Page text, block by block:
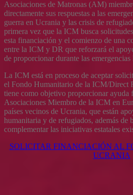
Asociaciones de Matronas (AM)
directamente sus respuestas a las
guerra en Ucrania y las crisis de
primera vez que la ICM busca
esta financiación y el comienzo de una
entre la ICM y DR que reforzará el
de proporcionar durante las emergencias
La ICM está en proceso de aceptar
el Fondo Humanitario de la ICM/Direct
tiene como objetivo proporcionar ayuda
Asociaciones Miembro de la ICM en
países vecinos de Ucrania, que están
humanitaria y de refugiados, además de
complementar las iniciativas estatales
SOLICITAR FINANCIACIÓN AL
UCRANIA